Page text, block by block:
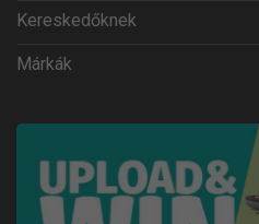
Kereskedőknek
Márkák